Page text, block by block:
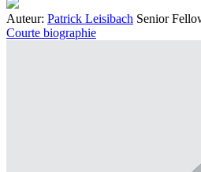
Auteur: Patrick Leisibach Senior
Courte biographie